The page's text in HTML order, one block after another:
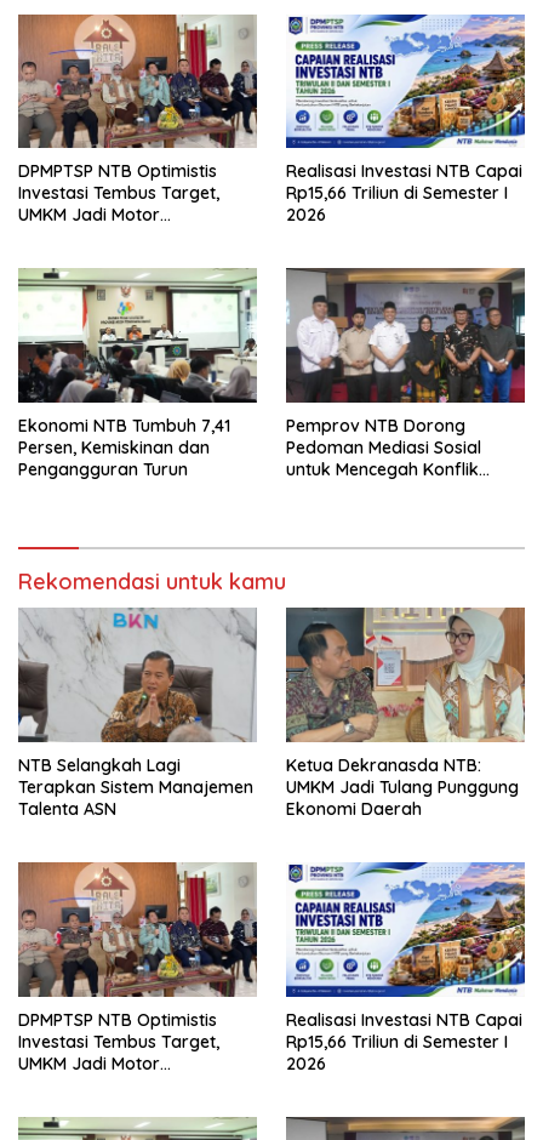
DPMPTSP NTB Optimistis
Investasi Tembus Target,
UMKM Jadi Motor
Realisasi Investasi NTB Capai
Rp15,66 Triliun di Semester I
2026
Ekonomi NTB Tumbuh 7,41
Persen, Kemiskinan dan
Pengangguran Turun
Pemprov NTB Dorong
Pedoman Mediasi Sosial
untuk Mencegah Konflik
Rekomendasi untuk kamu
NTB Selangkah Lagi
Terapkan Sistem Manajemen
Talenta ASN
Ketua Dekranasda NTB:
UMKM Jadi Tulang Punggung
Ekonomi Daerah
DPMPTSP NTB Optimistis
Investasi Tembus Target,
UMKM Jadi Motor
Realisasi Investasi NTB Capai
Rp15,66 Triliun di Semester I
2026